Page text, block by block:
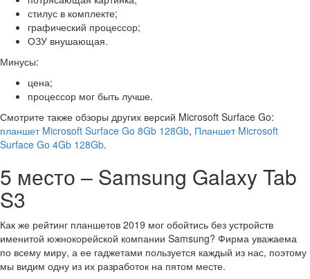
стилус в комплекте;
графический процессор;
ОЗУ внушающая.
Минусы:
цена;
процессор мог быть лучше.
Смотрите также обзоры других версий Microsoft Surface Go:
планшет Microsoft Surface Go 8Gb 128Gb, Планшет Microsoft
Surface Go 4Gb 128Gb.
5 место – Samsung Galaxy Tab
S3
Как же рейтинг планшетов 2019 мог обойтись без устройств
именитой южнокорейской компании Samsung? Фирма уважаема
по всему миру, а ее гаджетами пользуется каждый из нас, поэтому
мы видим одну из их разработок на пятом месте.